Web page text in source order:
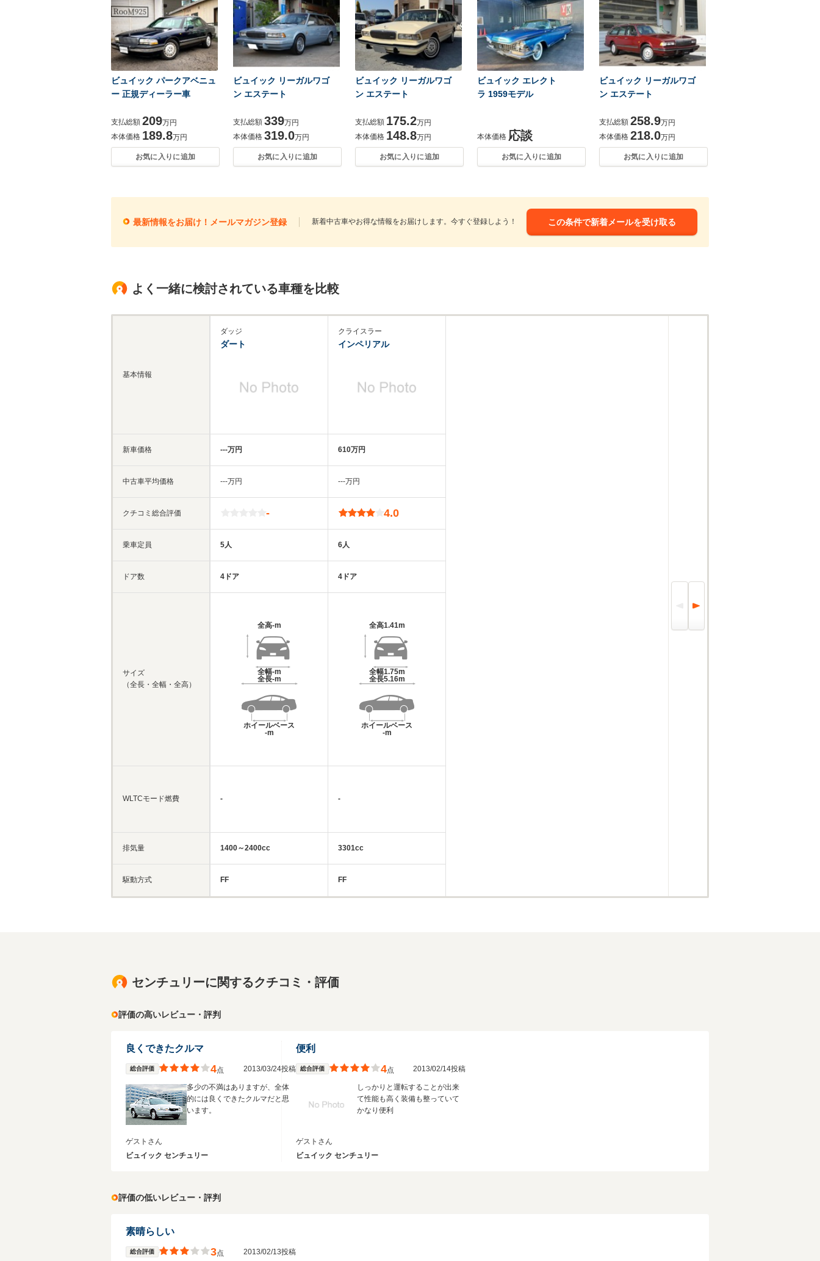
ビュイック パークアベニュ
ー 正規ディーラー車
支払総額 209万円
本体価格 189.8万円
お気に入りに追加
ビュイック リーガルワゴ
ン エステート
支払総額 339万円
本体価格 319.0万円
お気に入りに追加
ビュイック リーガルワゴ
ン エステート
支払総額 175.2万円
本体価格 148.8万円
お気に入りに追加
ビュイック エレクト
ラ 1959モデル
本体価格 応談
お気に入りに追加
ビュイック リーガルワゴ
ン エステート
支払総額 258.9万円
本体価格 218.0万円
お気に入りに追加
最新情報をお届け！メールマガジン登録 新着中古車やお得な情報をお届けします。今すぐ登録しよう！ この条件で新着メールを受け取る
よく一緒に検討されている車種を比較
基本情報
新車価格
中古車平均価格
クチコミ総合評価
乗車定員
ドア数
サイズ
（全長・全幅・全高）
WLTCモード燃費
排気量
駆動方式
ダッジ
ダート
‐‐‐万円
‐‐‐万円
-
5人
4ドア
全高-m
全幅-m
全長-m
ホイールベース
-m
-
1400～2400cc
FF
クライスラー
インペリアル
610万円
‐‐‐万円
4.0
6人
4ドア
全高1.41m
全幅1.75m
全長5.16m
ホイールベース
-m
-
3301cc
FF
センチュリーに関するクチコミ・評価
評価の高いレビュー・評判
良くできたクルマ
総合評価 4点 2013/03/24投稿
多少の不満はありますが、全体
的には良くできたクルマだと思
います。
ゲストさん
ビュイック センチュリー
便利
総合評価 4点 2013/02/14投稿
しっかりと運転することが出来
て性能も高く装備も整っていて
かなり便利
ゲストさん
ビュイック センチュリー
評価の低いレビュー・評判
素晴らしい
総合評価 3点 2013/02/13投稿